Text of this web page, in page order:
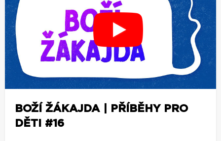
BOŽÍ ŽÁKAJDA | PŘÍBĚHY PRO
DĚTI #16